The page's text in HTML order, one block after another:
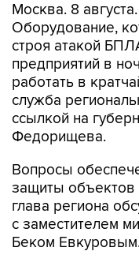
Москва. 8
Оборудование,
строя атакой
предприятий в
работать в
служба
ссылкой на
Федорищева.
Вопросы
защиты объектов
глава региона
с заместителем
Беком